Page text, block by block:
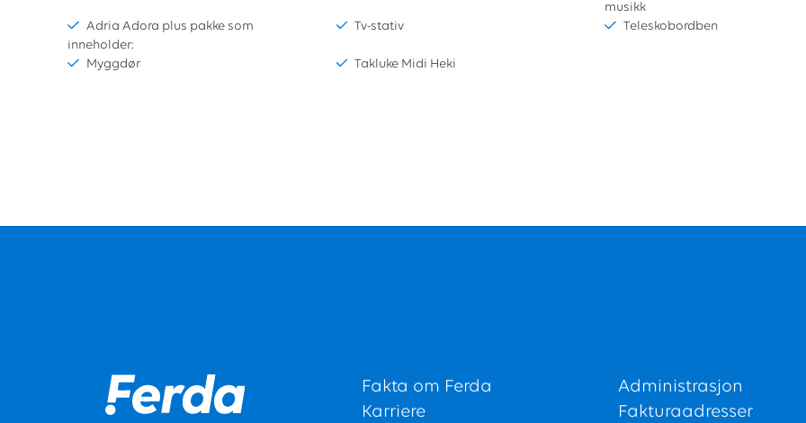
musikk
Adria Adora plus pakke som
inneholder:
Tv-stativ Teleskobordben
Myggdør Takluke Midi Heki
Fakta om Ferda
Karriere
Administrasjon
Fakturaadresser